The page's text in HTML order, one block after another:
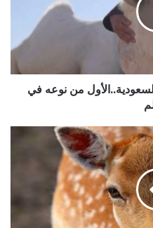
من نوعه في